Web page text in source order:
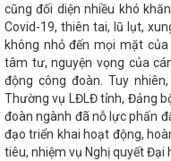
dân “Tiết kiệm điện
lớn nhất Hà Tĩnh
hồi
Trình Quốc hội điều
biểu khai mạc Hội nghị
Chính kết thúc tốt đẹp
mô hình chính quyền địa
xuất thép VinMetal tại
giữ chức Phó Chủ tịch
hội điểm Công đoàn Công
Khai mạc Hội chợ
cũng đối diện nhiều khó
Covid-19, thiên tai, lũ lụt,
không nhỏ đến mọi mặt
tâm tư, nguyện vọng của
động công đoàn. Tuy
Thường vụ LĐLĐ tỉnh, Đảng
đoàn ngành đã nỗ lực phấn
đạo triển khai hoạt động,
tiêu, nhiệm vụ Nghị quyết Đại